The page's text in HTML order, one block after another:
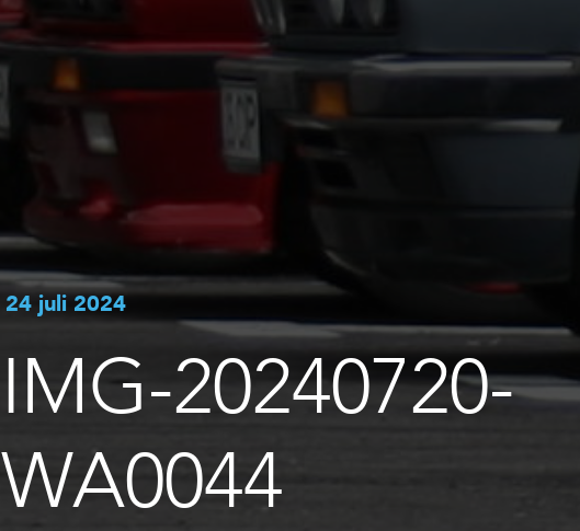
24 juli 2024
IMG-20240720-
WA0044